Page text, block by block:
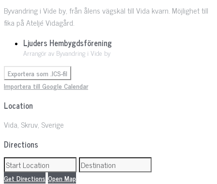
Byvandring i Vide by, från ålens vägskäl till Vida kvarn. Möjlighet till
fika på Ateljé Vidagård.
Ljuders Hembygdsförening
Arrangör av Byvandring i Vide by
Exportera som .ICS-fil
Importera till Google Calendar
Location
Vida, Skruv, Sverige
Directions
Get Directions Open Map